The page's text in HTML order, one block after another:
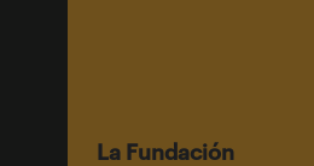
La Fundación